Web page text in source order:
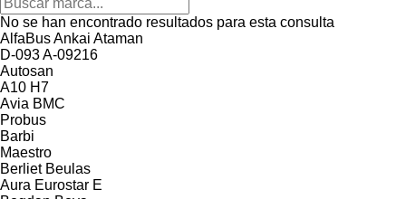
No se han encontrado resultados para esta consulta
AlfaBusAnkai Ataman
D-093A-09216
Autosan
A10 H7
Avia BMC
Probus
Barbi
Maestro
Berliet Beulas
Aura Eurostar E